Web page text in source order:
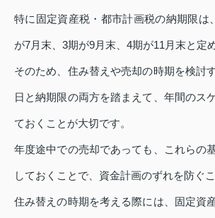
特に固定資産税・都市計画税の納期限は
が7月末、3期が9月末、4期が11月末と定
そのため、住み替えや売却の時期を検討
日と納期限の両方を踏まえて、年間のス
ておくことが大切です。
年度途中での売却であっても、これらの
しておくことで、資金計画のずれを防ぐ
住み替えの時期を考える際には、固定資